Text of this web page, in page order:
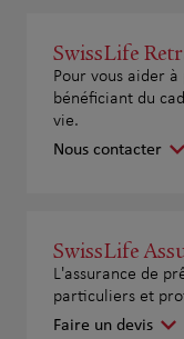
SwissLife
Pour vous aider
bénéficiant du
vie.
Nous contacter
SwissLife
L'assurance de
particuliers et
Faire un devis